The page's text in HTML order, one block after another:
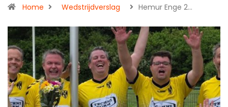
Home Wedstrijdverslag Hemur Enge 2…